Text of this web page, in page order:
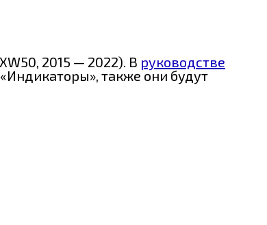
2015 — 2022). В руководстве
также они будут